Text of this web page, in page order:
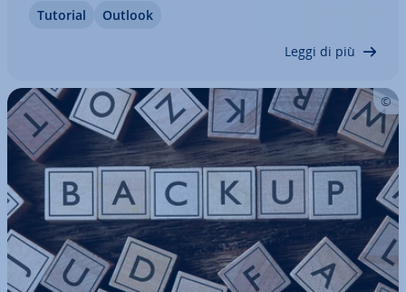
men­te a Outlook e im­por­tan­do­le come archivio di
Tutorial Outlook
Leggi di più